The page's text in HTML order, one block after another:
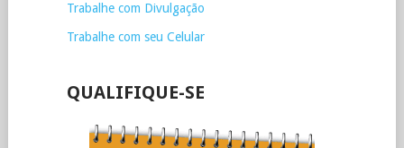
Trabalhe com Divulgação
Trabalhe com seu Celular
QUALIFIQUE-SE